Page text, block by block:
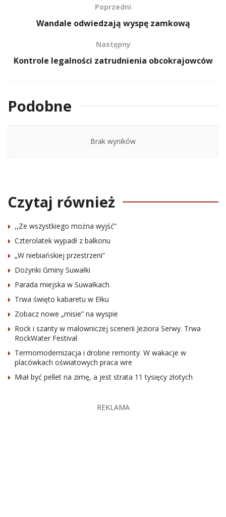
Poprzedni
Wandale odwiedzają wyspę zamkową
Następny
Kontrole legalności zatrudnienia obcokrajowców
Podobne
Brak wyników
Czytaj również
,,Ze wszystkiego można wyjść”
Czterolatek wypadł z balkonu
„W niebiańskiej przestrzeni”
Dożynki Gminy Suwałki
Parada miejska w Suwałkach
Trwa święto kabaretu w Ełku
Zobacz nowe „misie” na wyspie
Rock i szanty w malowniczej scenerii Jeziora Serwy. Trwa
RockWater Festival
Termomodernizacja i drobne remonty. W wakacje w
placówkach oświatowych praca wre
Miał być pellet na zimę, a jest strata 11 tysięcy złotych
REKLAMA